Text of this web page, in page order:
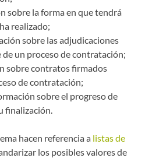
sobre la forma en que tendrá
realizado;
sobre las adjudicaciones
un proceso de contratación;
sobre contratos firmados
de contratación;
sobre el progreso de
finalización.
hacen referencia a listas de
los posibles valores de